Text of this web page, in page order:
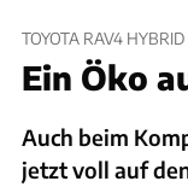
TOYOTA RAV4
Ein Öko
Auch beim
jetzt voll auf